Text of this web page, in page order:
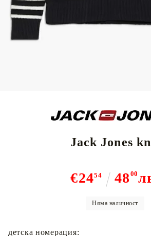
Jack Jones
€2454 48 00
Няма наличност
детска номерация: